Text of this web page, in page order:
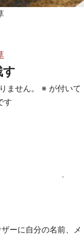
す
ません。 ※ が付いて
す
ーに自分の名前、メ